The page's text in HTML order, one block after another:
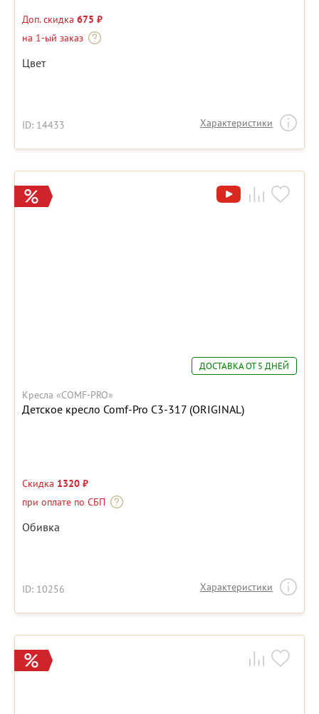
Доп. скидка 675 ₽
на 1-ый заказ
Цвет
ID: 14433 Характеристики
ДОСТАВКА ОТ 5 ДНЕЙ
Кресла «COMF-PRO»
Детское кресло Comf-Pro С3-317 (ORIGINAL)
Скидка 1320 ₽
при оплате по СБП
Обивка
ID: 10256 Характеристики